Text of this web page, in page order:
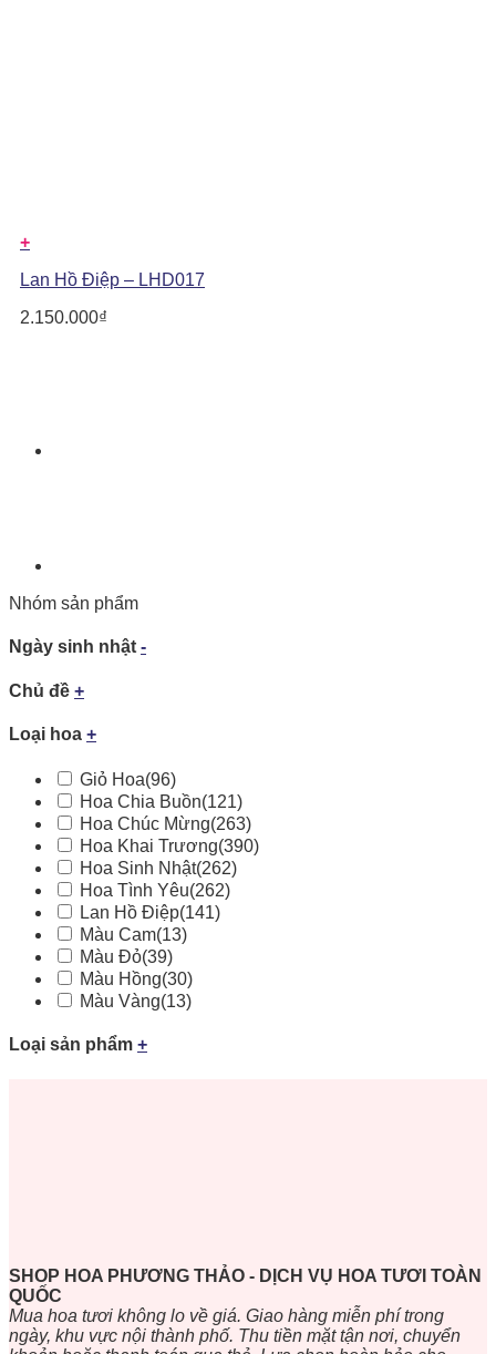
+
Lan Hồ Điệp – LHD017
2.150.000₫
Nhóm sản phẩm
Ngày sinh nhật -
Chủ đề +
Loại hoa +
Giỏ Hoa(96)
Hoa Chia Buồn(121)
Hoa Chúc Mừng(263)
Hoa Khai Trương(390)
Hoa Sinh Nhật(262)
Hoa Tình Yêu(262)
Lan Hồ Điệp(141)
Màu Cam(13)
Màu Đỏ(39)
Màu Hồng(30)
Màu Vàng(13)
Loại sản phẩm +
SHOP HOA PHƯƠNG THẢO - DỊCH VỤ HOA TƯƠI TOÀN
QUỐC
Mua hoa tươi không lo về giá. Giao hàng miễn phí trong
ngày, khu vực nội thành phố. Thu tiền mặt tận nơi, chuyển